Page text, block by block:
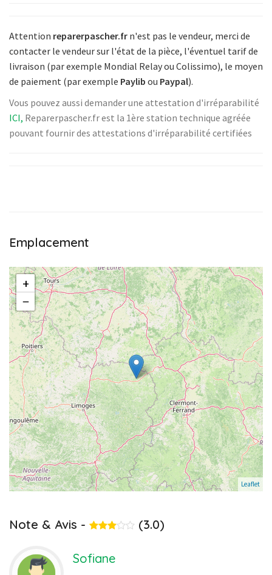
Attention reparerpascher.fr n'est pas le vendeur, merci de
contacter le vendeur sur l'état de la pièce, l'éventuel tarif de
livraison (par exemple Mondial Relay ou Colissimo), le moyen
de paiement (par exemple Paylib ou Paypal).
Vous pouvez aussi demander une attestation d'irréparabilité
ICI, Reparerpascher.fr est la 1ère station technique agréée
pouvant fournir des attestations d'irréparabilité certifiées
Emplacement
+
−
Leaflet
Note & Avis - (3.0)
Sofiane